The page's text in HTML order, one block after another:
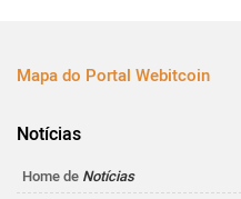
Mapa do Portal Webitcoin
Notícias
Home de Notícias